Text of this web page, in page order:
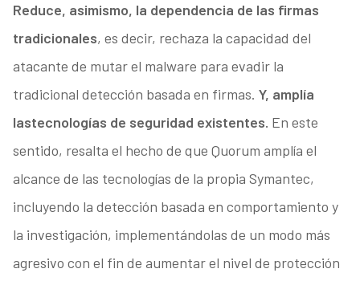
Reduce, asimismo, la dependencia de las firmas
tradicionales, es decir, rechaza la capacidad del
atacante de mutar el malware para evadir la
tradicional detección basada en firmas. Y, amplía
lastecnologías de seguridad existentes. En este
sentido, resalta el hecho de que Quorum amplía el
alcance de las tecnologías de la propia Symantec,
incluyendo la detección basada en comportamiento y
la investigación, implementándolas de un modo más
agresivo con el fin de aumentar el nivel de protección